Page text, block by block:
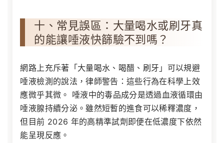
十、常見誤區：大量喝水或刷牙真
的能讓唾液快篩驗不到嗎？
網路上充斥著「大量喝水、喝醋、刷牙」可以規避
唾液檢測的說法，律師警告：這些行為在科學上效
應微乎其微。 唾液中的毒品成分是透過血液循環由
唾液腺持續分泌。雖然短暫的進食可以稀釋濃度，
但目前 2026 年的高精準試劑即便在低濃度下依然
能呈現反應。